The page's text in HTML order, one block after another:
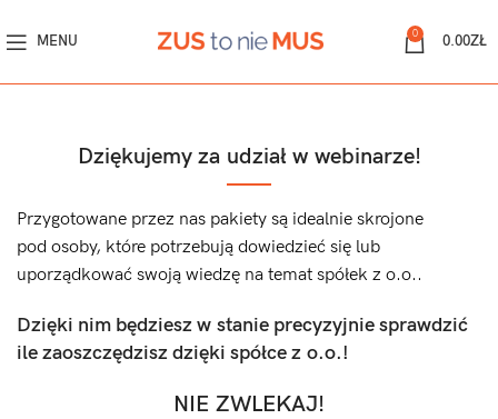
MENU 0 0.00ZŁ
Dziękujemy za udział w webinarze!
Przygotowane przez nas pakiety są idealnie skrojone
pod osoby, które potrzebują dowiedzieć się lub
uporządkować swoją wiedzę na temat spółek z o.o..
Dzięki nim będziesz w stanie precyzyjnie sprawdzić
ile zaoszczędzisz dzięki spółce z o.o.!
NIE ZWLEKAJ!